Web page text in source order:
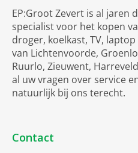
EP:Groot Zevert is al jaren
specialist voor het kopen
droger, koelkast, TV,
van Lichtenvoorde,
Ruurlo, Zieuwent,
al uw vragen over service
natuurlijk bij ons terecht.
Contact